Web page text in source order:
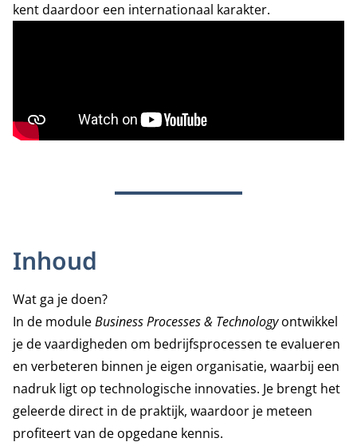
kent daardoor een internationaal karakter.
Inhoud
Wat ga je doen?
In de moduleBusiness Processes & Technologyontwikkel
je de vaardigheden om bedrijfsprocessen te evalueren
en verbeteren binnen je eigen organisatie, waarbij een
nadruk ligt op technologische innovaties. Je brengt het
geleerde direct in de praktijk, waardoor je meteen
profiteert van de opgedane kennis.